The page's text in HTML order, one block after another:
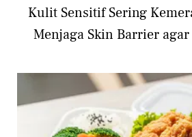
Kulit Sensitif Sering
Menjaga Skin Barrier